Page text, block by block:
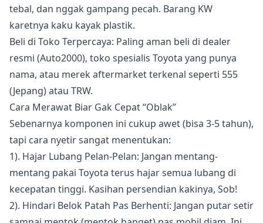
tebal, dan nggak gampang pecah. Barang KW
karetnya kaku kayak plastik.
Beli di Toko Terpercaya: Paling aman beli di dealer
resmi (Auto2000), toko spesialis Toyota yang punya
nama, atau merek aftermarket terkenal seperti 555
(Jepang) atau TRW.
Cara Merawat Biar Gak Cepat “Oblak”
Sebenarnya komponen ini cukup awet (bisa 3-5 tahun),
tapi cara nyetir sangat menentukan:
1). Hajar Lubang Pelan-Pelan: Jangan mentang-
mentang pakai Toyota terus hajar semua lubang di
kecepatan tinggi. Kasihan persendian kakinya, Sob!
2). Hindari Belok Patah Pas Berhenti: Jangan putar setir